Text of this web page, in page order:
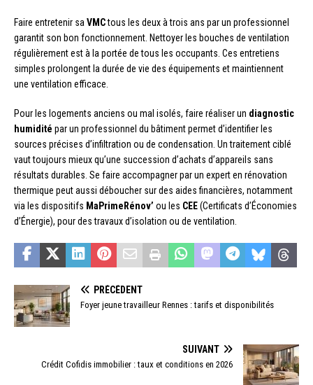
Faire entretenir saVMCtous les deux à trois ans par un professionnel
garantit son bon fonctionnement. Nettoyer les bouches de ventilation
régulièrement est à la portée de tous les occupants. Ces entretiens
simples prolongent la durée de vie des équipements et maintiennent
une ventilation efficace.
Pour les logements anciens ou mal isolés, faire réaliser un diagnostic
humidité par un professionnel du bâtiment permet d’identifier les
sources précises d’infiltration ou de condensation. Un traitement ciblé
vaut toujours mieux qu’une succession d’achats d’appareils sans
résultats durables. Se faire accompagner par un expert en rénovation
thermique peut aussi déboucher sur des aides financières, notamment
via les dispositifs MaPrimeRénov’ ou les CEE(Certificats d’Économies
d’Énergie), pour des travaux d’isolation ou de ventilation.
PRÉCÉDENT
Foyer jeune travailleur Rennes : tarifs et disponibilités
SUIVANT
Crédit Cofidis immobilier : taux et conditions en 2026